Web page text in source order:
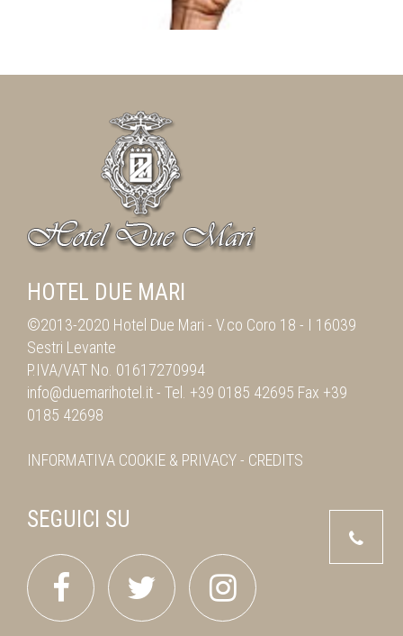
HOTEL DUE MARI
©2013-2020 Hotel Due Mari - V.co Coro 18 - I 16039
Sestri Levante
P.IVA/VAT No. 01617270994
info@duemarihotel.it- Tel. +39 0185 42695 Fax +39
0185 42698
INFORMATIVA COOKIE & PRIVACY- CREDITS
SEGUICI SU